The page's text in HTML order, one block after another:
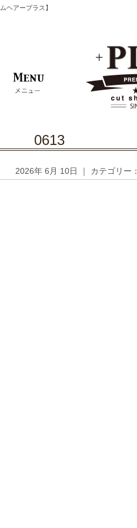
ヘアープラス】
0613
2026年 6月 10日 ｜ カテゴリー：